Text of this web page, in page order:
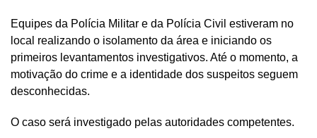
Equipes da Polícia Militar e da Polícia Civil estiveram no
local realizando o isolamento da área e iniciando os
primeiros levantamentos investigativos. Até o momento, a
motivação do crime e a identidade dos suspeitos seguem
desconhecidas.
O caso será investigado pelas autoridades competentes.